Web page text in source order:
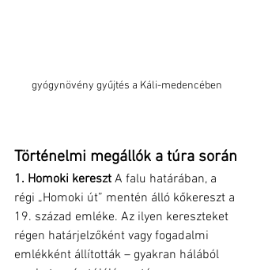
gyógynövény gyűjtés a Káli-medencében
Történelmi megállók a túra során
1. Homoki kereszt A falu határában, a
régi „Homoki út” mentén álló kőkereszt a
19. század emléke. Az ilyen kereszteket
régen határjelzőként vagy fogadalmi
emlékként állították – gyakran hálából